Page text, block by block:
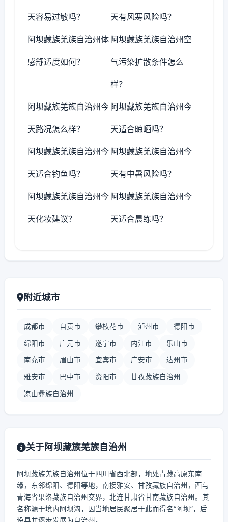
天容易过敏吗？ 天有风寒风险吗？
阿坝藏族羌族自治州体
感舒适度如何？
阿坝藏族羌族自治州空
气污染扩散条件怎么
样？
阿坝藏族羌族自治州今
天路况怎么样？
阿坝藏族羌族自治州今
天适合晾晒吗？
阿坝藏族羌族自治州今
天适合钓鱼吗？
阿坝藏族羌族自治州今
天有中暑风险吗？
阿坝藏族羌族自治州今
天化妆建议？
阿坝藏族羌族自治州今
天适合晨练吗？
附近城市
成都市 自贡市 攀枝花市 泸州市 德阳市
绵阳市 广元市 遂宁市 内江市 乐山市
南充市 眉山市 宜宾市 广安市 达州市
雅安市 巴中市 资阳市 甘孜藏族自治州
凉山彝族自治州
关于阿坝藏族羌族自治州
阿坝藏族羌族自治州位于四川省西北部，地处青藏高原东南
缘，东邻绵阳、德阳等地，南接雅安、甘孜藏族自治州，西与
青海省果洛藏族自治州交界，北连甘肃省甘南藏族自治州。其
名称源于境内阿坝沟，因当地居民聚居于此而得名“阿坝”，后